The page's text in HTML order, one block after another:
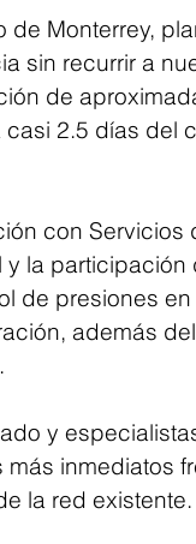
de Monterrey,
sin recurrir a
de
2.5 días del
con Servicios
y la participación
de presiones
además del
y
inmediatos
la red existente.